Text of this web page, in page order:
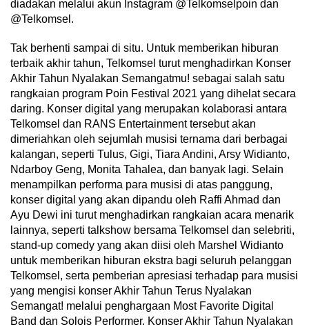
diadakan melalui akun Instagram @Telkomselpoin dan
@Telkomsel.
Tak berhenti sampai di situ. Untuk memberikan hiburan
terbaik akhir tahun, Telkomsel turut menghadirkan Konser
Akhir Tahun Nyalakan Semangatmu! sebagai salah satu
rangkaian program Poin Festival 2021 yang dihelat secara
daring. Konser digital yang merupakan kolaborasi antara
Telkomsel dan RANS Entertainment tersebut akan
dimeriahkan oleh sejumlah musisi ternama dari berbagai
kalangan, seperti Tulus, Gigi, Tiara Andini, Arsy Widianto,
Ndarboy Geng, Monita Tahalea, dan banyak lagi. Selain
menampilkan performa para musisi di atas panggung,
konser digital yang akan dipandu oleh Raffi Ahmad dan
Ayu Dewi ini turut menghadirkan rangkaian acara menarik
lainnya, seperti talkshow bersama Telkomsel dan selebriti,
stand-up comedy yang akan diisi oleh Marshel Widianto
untuk memberikan hiburan ekstra bagi seluruh pelanggan
Telkomsel, serta pemberian apresiasi terhadap para musisi
yang mengisi konser Akhir Tahun Terus Nyalakan
Semangat! melalui penghargaan Most Favorite Digital
Band dan Solois Performer. Konser Akhir Tahun Nyalakan